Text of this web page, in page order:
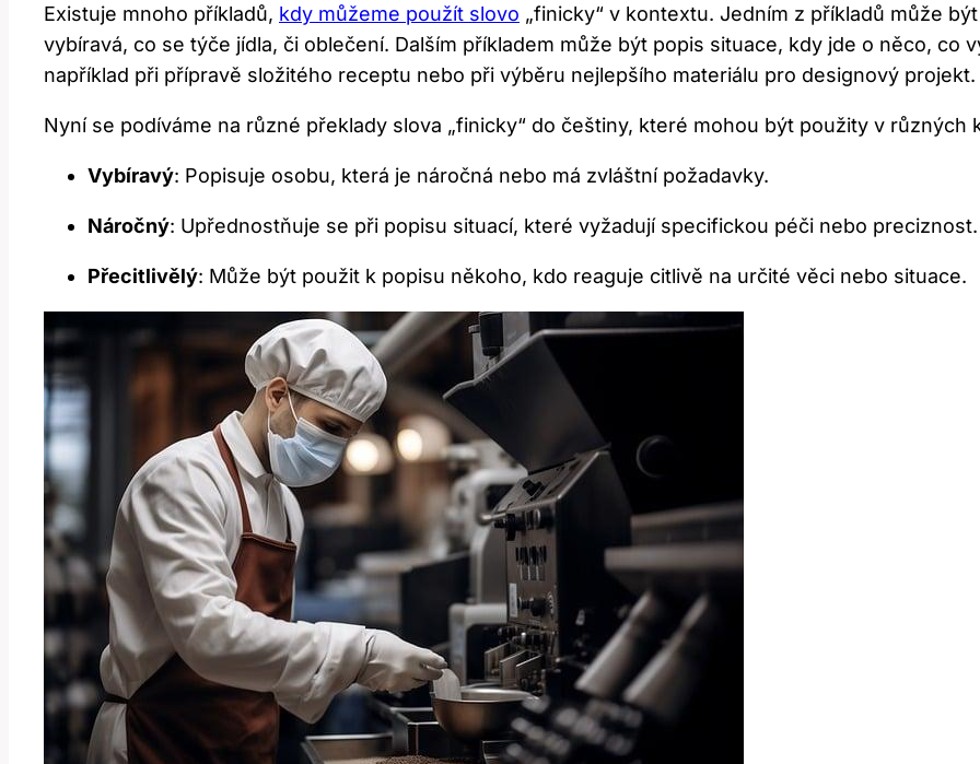
Existuje mnoho příkladů, kdy můžeme použít slovo „finicky“ v kontextu. Jedním z příkladů může
vybíravá, co se týče jídla, či oblečení. Dalším příkladem může být popis situace, kdy jde o něco, co
například při přípravě složitého receptu nebo při výběru nejlepšího materiálu pro designový projekt.
Nyní se podíváme na různé překlady slova „finicky“ do češtiny, které mohou být použity v různých
Vybíravý: Popisuje osobu, která je náročná nebo má zvláštní požadavky.
Náročný: Upřednostňuje se při popisu situací, které vyžadují specifickou péči nebo preciznost.
Přecitlivělý: Může být použit k popisu někoho, kdo reaguje citlivě na určité věci nebo situace.